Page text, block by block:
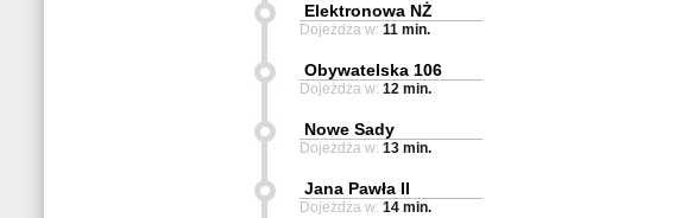
Elektronowa NŻ
Dojeżdża w: 11 min.
Obywatelska 106
Dojeżdża w: 12 min.
Nowe Sady
Dojeżdża w: 13 min.
Jana Pawła II
Dojeżdża w: 14 min.